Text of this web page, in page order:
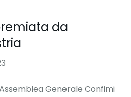
da
Generale Confimi